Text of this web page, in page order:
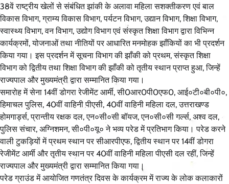
38वें राष्ट्रीय खेलों से संबंधित झांकी के अलावा महिला सशक्तीकरण एवं बाल
विकास विभाग, ग्राम्य विकास विभाग, पर्यटन विभाग, उद्यान विभाग, शिक्षा विभाग,
स्वास्थ्य विभाग, वन विभाग, उद्योग विभाग एवं संस्कृत शिक्षा विभाग द्वारा विभिन्न
कार्यक्रमों, योजनाओं तथा नीतियों पर आधारित मनमोहक झाँकियों का भी प्रदर्शन
किया गया। इस प्रदर्शन में सूचना विभाग की झाँकी को प्रथम, संस्कृत शिक्षा
विभाग को द्वितीय तथा शिक्षा विभाग की झाँकी को तृतीय स्थान प्राप्त हुआ, जिन्हें
राज्यपाल और मुख्यमंत्री द्वारा सम्मानित किया गया।
समारोह में सेना 14वीं डोगरा रेजीमेंट आर्मी, सी0आर0पी0एफ0, आई०टी०बी०पी०,
हिमाचल पुलिस, 40वीं वाहिनी पीएसी, 40वीं वाहिनी महिला दल, उत्तराखण्ड
होमगार्ड्स, प्रान्तीय रक्षक दल, एन०सी०सी बॉयज, एन०सी०सी गर्ल्स, अश्व दल,
पुलिस संचार, अग्निशमन, सी०पी०यू० ने भव्य परेड में प्रतिभाग किया। परेड करने
वाली टुकड़ियों में प्रथम स्थान पर सीआरपीएफ, द्वितीय स्थान पर 14वीं डोगरा
रेजीमेंट आर्मी और तृतीय स्थान पर 40वीं वाहिनी महिला पीएसी दल रहीं, जिन्हें
राज्यपाल और मुख्यमंत्री द्वारा सम्मानित किया गया।
परेड ग्राउंड में आयोजित गणतंत्र दिवस के कार्यक्रम में राज्य के लोक कलाकारों